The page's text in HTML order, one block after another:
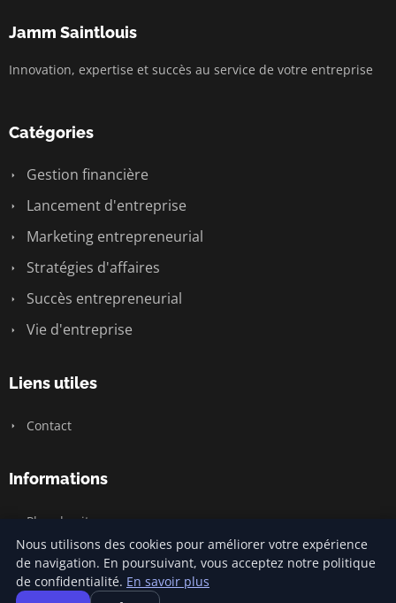
Jamm Saintlouis
Innovation, expertise et succès au service de votre entreprise
Catégories
Gestion financière
Lancement d'entreprise
Marketing entrepreneurial
Stratégies d'affaires
Succès entrepreneurial
Vie d'entreprise
Liens utiles
Contact
Informations
Plan du site
© 2026 Jamm Saintlouis. Tous droits réservés.
Nous utilisons des cookies pour améliorer votre expérience
de navigation. En poursuivant, vous acceptez notre politique
de confidentialité. En savoir plus